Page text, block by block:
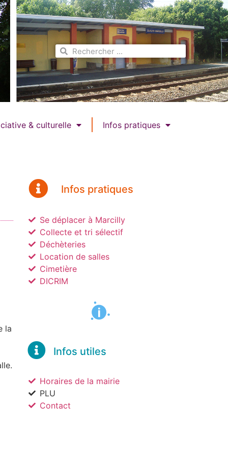
& culturelle Infos pratiques
la
Infos pratiques
Se déplacer à Marcilly
Collecte et tri sélectif
Déchèteries
Location de salles
Cimetière
DICRIM
Infos utiles
Horaires de la mairie
PLU
Contact